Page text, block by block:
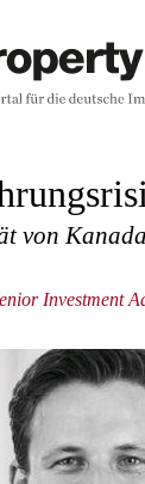
von
Investment